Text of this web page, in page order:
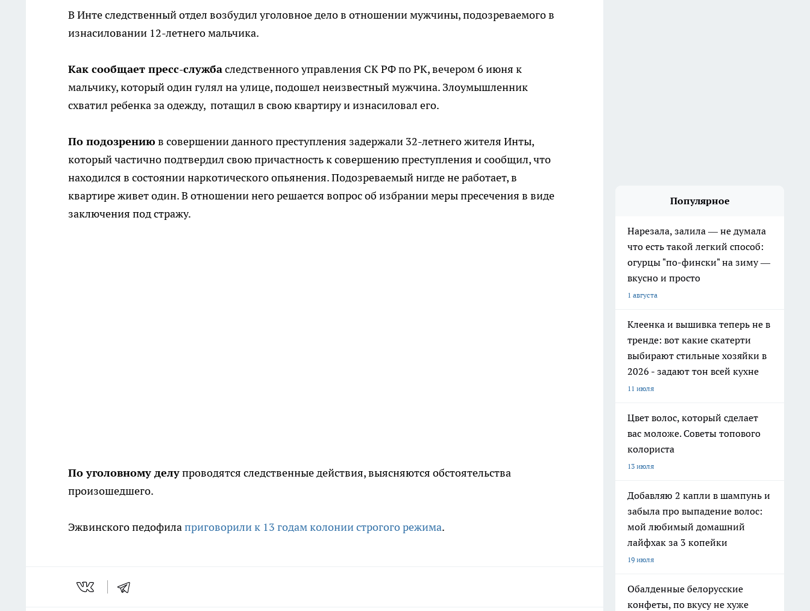
В Инте следственный отдел возбудил уголовное дело в отношении мужчины, подозреваемого в
изнасиловании 12-летнего мальчика.
Как сообщает пресс-службаследственного управления СК РФ по РК, вечером 6 июня к
мальчику, который один гулял на улице, подошел неизвестный мужчина. Злоумышленник
схватил ребенка за одежду, потащил в свою квартиру и изнасиловал его.
По подозрению в совершении данного преступления задержали 32-летнего жителя Инты,
который частично подтвердил свою причастность к совершению преступления и сообщил, что
находился в состоянии наркотического опьянения. Подозреваемый нигде не работает, в
квартире живет один. В отношении него решается вопрос об избрании меры пресечения в виде
заключения под стражу.
По уголовному делупроводятся следственные действия, выясняются обстоятельства
произошедшего.
Эжвинского педофилаприговорили к 13 годам колонии строгого режима.
Популярное
Нарезала, залила — не думала
что есть такой легкий способ:
огурцы "по-фински" на зиму —
вкусно и просто
1 августа
Клеенка и вышивка теперь не в
тренде: вот какие скатерти
выбирают стильные хозяйки в
2026 - задают тон всей кухне
11 июля
Цвет волос, который сделает
вас моложе. Советы топового
колориста
13 июля
Добавляю 2 капли в шампунь и
забыла про выпадение волос:
мой любимый домашний
лайфхак за 3 копейки
19 июля
Обалденные белорусские
конфеты, по вкусу не хуже